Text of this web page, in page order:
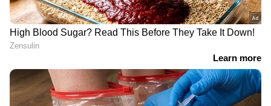
എന്തു ചെയ്യുകയായിരുന്നു?വലിയ
വീഴ്ചയെന്ന് ബിജെപി